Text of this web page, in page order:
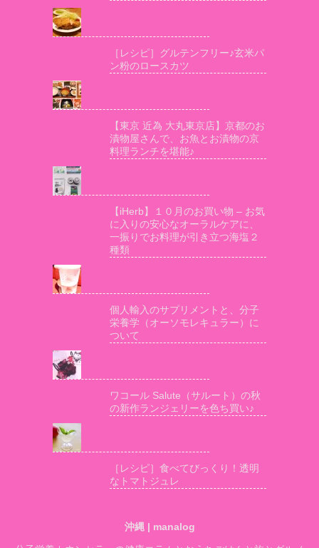
［レシピ］グルテンフリー♪玄米パ
ン粉のロースカツ
【東京 近為 大丸東京店】京都のお
漬物屋さんで、お魚とお漬物の京
料理ランチを堪能♪
【iHerb】１０月のお買い物 – お気
に入りの安心なオーラルケアに、
一振りでお料理が引き立つ海塩２
種類
個人輸入のサプリメントと、分子
栄養学（オーソモレキュラー）に
ついて
ワコール Salute（サルート）の秋
の新作ランジェリーを色ち買い♪
［レシピ］食べてびっくり！透明
なトマトジュレ
沖縄 | manalog